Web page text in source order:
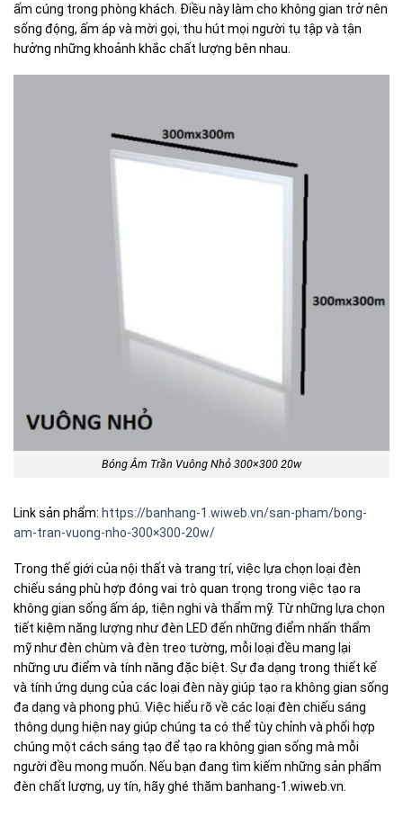
ấm cúng trong phòng khách. Điều này làm cho không gian trở nên
sống động, ấm áp và mời gọi, thu hút mọi người tụ tập và tận
hưởng những khoảnh khắc chất lượng bên nhau.
Bóng Âm Trần Vuông Nhỏ 300×300 20w
Link sản phẩm: https://banhang-1.wiweb.vn/san-pham/bong-
am-tran-vuong-nho-300×300-20w/
Trong thế giới của nội thất và trang trí, việc lựa chọn loại đèn
chiếu sáng phù hợp đóng vai trò quan trọng trong việc tạo ra
không gian sống ấm áp, tiện nghi và thẩm mỹ. Từ những lựa chọn
tiết kiệm năng lượng như đèn LED đến những điểm nhấn thẩm
mỹ như đèn chùm và đèn treo tường, mỗi loại đều mang lại
những ưu điểm và tính năng đặc biệt. Sự đa dạng trong thiết kế
và tính ứng dụng của các loại đèn này giúp tạo ra không gian sống
đa dạng và phong phú. Việc hiểu rõ về các loại đèn chiếu sáng
thông dụng hiện nay giúp chúng ta có thể tùy chỉnh và phối hợp
chúng một cách sáng tạo để tạo ra không gian sống mà mỗi
người đều mong muốn. Nếu bạn đang tìm kiếm những sản phẩm
đèn chất lượng, uy tín, hãy ghé thăm banhang-1.wiweb.vn.